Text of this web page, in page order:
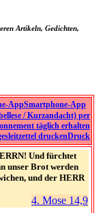
Artikeln, Gedichten,
Smartphone-App
Druck
Und fürchtet
unser Brot werden
und der HERR
4. Mose 14,9